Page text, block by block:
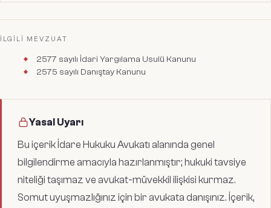
İLGILI MEVZUAT
2577 sayılı İdari Yargılama Usulü Kanunu
2575 sayılı Danıştay Kanunu
Yasal Uyarı
Bu içerikİdare Hukuku Avukatı alanında genel
bilgilendirme amacıyla hazırlanmıştır; hukuki tavsiye
niteliği taşımaz ve avukat-müvekkil ilişkisi kurmaz.
Somut uyuşmazlığınız için bir avukata danışınız. İçerik,